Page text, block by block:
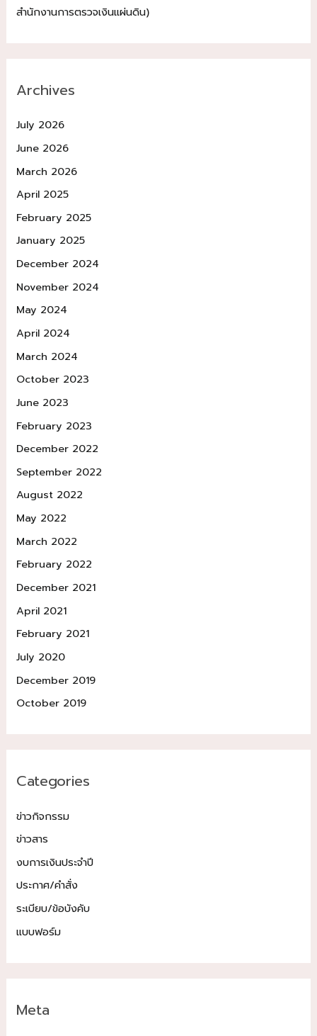
สำนักงานการตรวจเงินแผ่นดิน)
Archives
July 2026
June 2026
March 2026
April 2025
February 2025
January 2025
December 2024
November 2024
May 2024
April 2024
March 2024
October 2023
June 2023
February 2023
December 2022
September 2022
August 2022
May 2022
March 2022
February 2022
December 2021
April 2021
February 2021
July 2020
December 2019
October 2019
Categories
ข่าวกิจกรรม
ข่าวสาร
งบการเงินประจำปี
ประกาศ/คำสั่ง
ระเบียบ/ข้อบังคับ
แบบฟอร์ม
Meta